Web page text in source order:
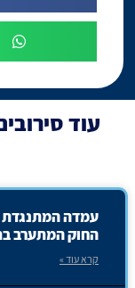
עוד
עמדה המתנגדת
החוק המתערב
קרא עוד »